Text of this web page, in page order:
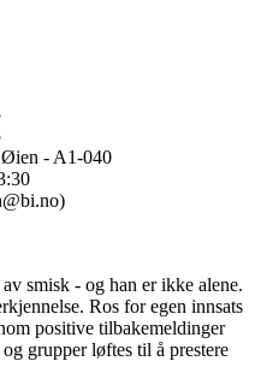
- A1-040
smisk - og han er ikke alene.
Ros for egen innsats
positive tilbakemeldinger
grupper løftes til å prestere